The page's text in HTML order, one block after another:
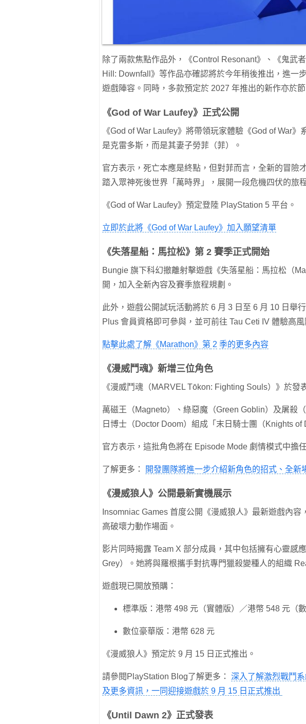
除了兩款焦點作品外，《Control Resonant》、《鬼武
Hill: Downfall》等作品亦確認將於今年稍後推出，進一
遊戲陣容。同時，多款預定於 2027 年推出的新作亦於
《God of War Laufey》正式公開
《God of War Laufey》將帶領玩家體驗《God of War
是克雷多斯，而是其妻子勞菲（菲）。
官方表示，死亡本應是終點，但對菲而言，全新的冒險
踏入眾神死後世界「萬時界」，展開一段危機四伏的旅
《God of War Laufey》預定登陸 PlayStation 5 平台。
立即於此將《God of War Laufey》加入願望清單
《失落星船：馬拉松》第 2 賽季正式開始
Bungie 旗下科幻撤離射擊遊戲《失落星船：馬拉松（
開，加入全新內容及賽季旅程規劃。
此外，遊戲公開試玩活動將於 6 月 3 日至 6 月 10 日舉
Plus 會員資格即可參與，並可前往 Tau Ceti IV 體驗高
點擊此處了解《Marathon》第 2 季的更多內容
《漫威鬥魂》新增三位角色
《漫威鬥魂（MARVEL Tōkon: Fighting Souls）》於發
萬磁王（Magneto）、綠惡魔（Green Goblin）及屠殺
日博士（Doctor Doom）組成「末日騎士團（Knights of
官方表示，這批角色將在 Episode Mode 劇情模式中擔
了解更多： 開發團隊將進一步介紹新角色的招式、全新
《漫威狼人》公開最新實機展示
Insomniac Games 首度公開《漫威狼人》最新遊戲內
高破壞力動作場面。
影片同時揭露 Team X 部分成員，其中包括擁有心靈感
Grey）。她將與羅根攜手對抗專門獵殺變種人的組織
遊戲現已開放預購：
標準版：港幣 498 元（實體版）／港幣 548 元（數
數位豪華版：港幣 628 元
《漫威狼人》預定於 9 月 15 日正式推出。
請參閱PlayStation Blog了解更多： 深入了解激烈戰鬥
及更多資訊，一同迎接遊戲於 9 月 15 日正式推出
《Until Dawn 2》正式發表